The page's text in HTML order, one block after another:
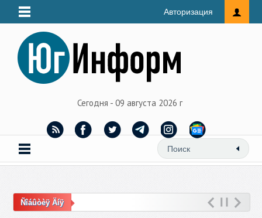
Авторизация
Сегодня - 09 августа 2026 г
Ñîáûòèÿ Äíÿ